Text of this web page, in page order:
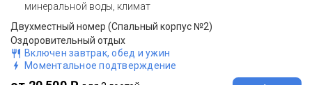
минеральной воды, климат
Двухместный номер (Спальный корпус №2)
Оздоровительный отдых
Включен завтрак, обед и ужин
Моментальное подтверждение